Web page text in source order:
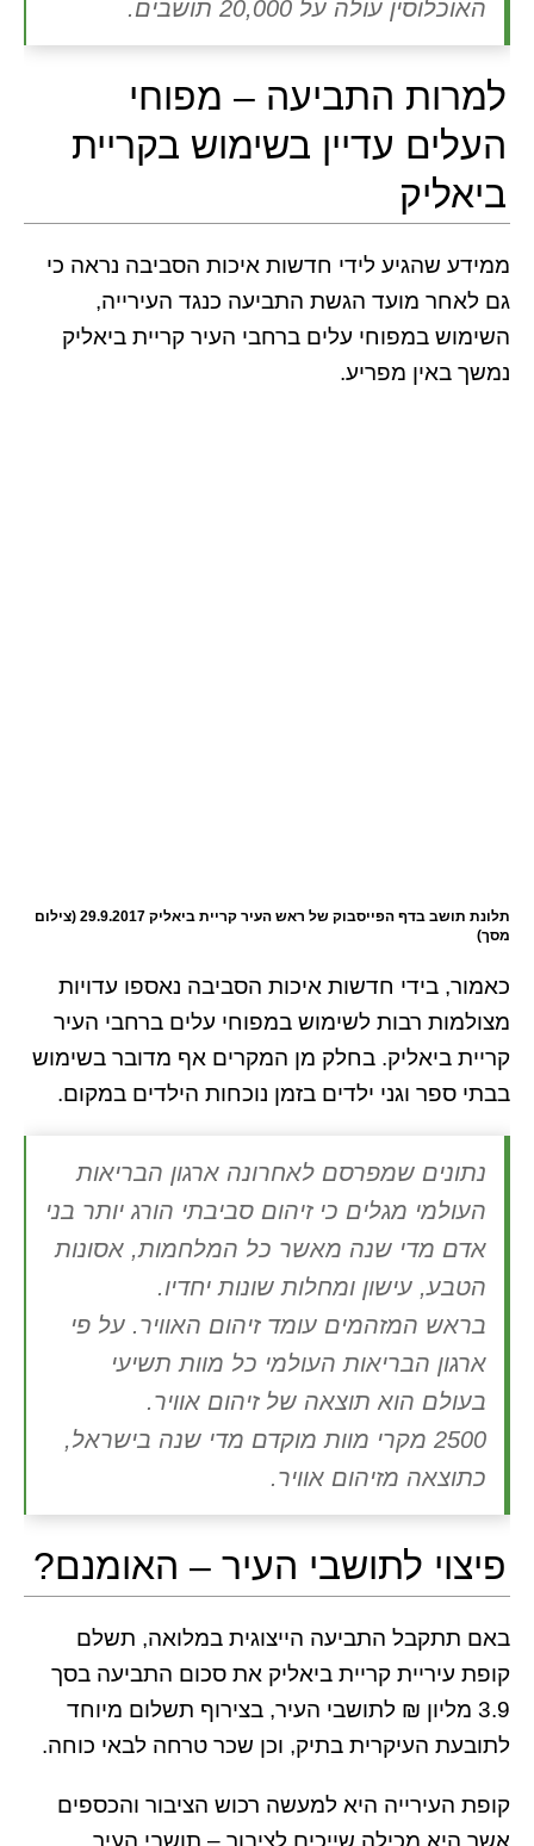
האוכלוסין עולה על 20,000 תושבים.
למרות התביעה – מפוחי
העלים עדיין בשימוש בקריית
ביאליק
ממידע שהגיע לידי חדשות איכות הסביבה נראה כי
גם לאחר מועד הגשת התביעה כנגד העירייה,
השימוש במפוחי עלים ברחבי העיר קריית ביאליק
נמשך באין מפריע.
תלונת תושב בדף הפייסבוק של ראש העיר קריית ביאליק 29.9.2017 (צילום
מסך)
כאמור, בידי חדשות איכות הסביבה נאספו עדויות
מצולמות רבות לשימוש במפוחי עלים ברחבי העיר
קריית ביאליק. בחלק מן המקרים אף מדובר בשימוש
בבתי ספר וגני ילדים בזמן נוכחות הילדים במקום.
נתונים שמפרסם לאחרונה ארגון הבריאות
העולמי מגלים כי זיהום סביבתי הורג יותר בני
אדם מדי שנה מאשר כל המלחמות, אסונות
הטבע, עישון ומחלות שונות יחדיו.
בראש המזהמים עומד זיהום האוויר. על פי
ארגון הבריאות העולמי כל מוות תשיעי
בעולם הוא תוצאה של זיהום אוויר.
2500 מקרי מוות מוקדם מדי שנה בישראל,
כתוצאה מזיהום אוויר.
פיצוי לתושבי העיר – האומנם?
באם תתקבל התביעה הייצוגית במלואה, תשלם
קופת עיריית קריית ביאליק את סכום התביעה בסך
3.9 מליון ₪ לתושבי העיר, בצירוף תשלום מיוחד
לתובעת העיקרית בתיק, וכן שכר טרחה לבאי כוחה.
קופת העירייה היא למעשה רכוש הציבור והכספים
אשר היא מכילה שייכים לציבור – תושבי העיר.